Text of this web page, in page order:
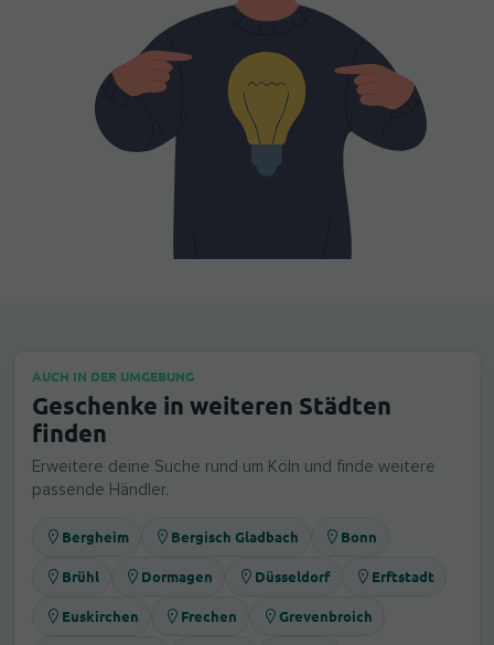
AUCH IN DER UMGEBUNG
Geschenke in weiteren Städten
finden
Erweitere deine Suche rund um Köln und finde weitere
passende Händler.
Bergheim Bergisch Gladbach Bonn
Brühl Dormagen Düsseldorf Erftstadt
Euskirchen Frechen Grevenbroich